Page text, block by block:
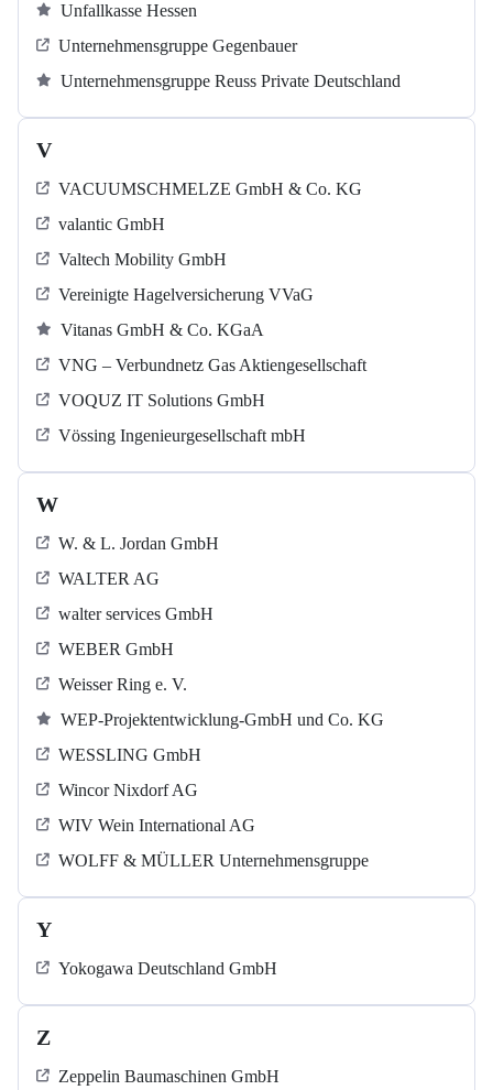
Unfallkasse Hessen
Unternehmensgruppe Gegenbauer
Unternehmensgruppe Reuss Private Deutschland
V
VACUUMSCHMELZE GmbH & Co. KG
valantic GmbH
Valtech Mobility GmbH
Vereinigte Hagelversicherung VVaG
Vitanas GmbH & Co. KGaA
VNG – Verbundnetz Gas Aktiengesellschaft
VOQUZ IT Solutions GmbH
Vössing Ingenieurgesellschaft mbH
W
W. & L. Jordan GmbH
WALTER AG
walter services GmbH
WEBER GmbH
Weisser Ring e. V.
WEP-Projektentwicklung-GmbH und Co. KG
WESSLING GmbH
Wincor Nixdorf AG
WIV Wein International AG
WOLFF & MÜLLER Unternehmensgruppe
Y
Yokogawa Deutschland GmbH
Z
Zeppelin Baumaschinen GmbH